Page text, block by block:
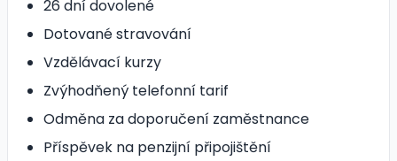
26 dní dovolené
Dotované stravování
Vzdělávací kurzy
Zvýhodňený telefonní tarif
Odměna za doporučení zaměstnance
Příspěvek na penzijní připojištění